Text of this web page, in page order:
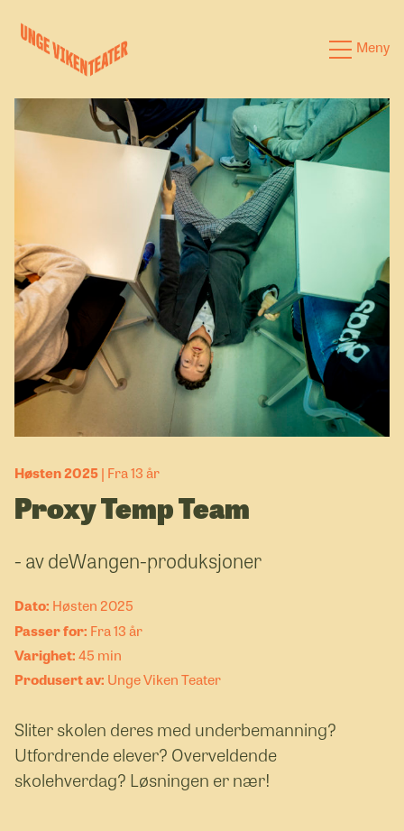
Meny
Forestillinger
Kalender
Satsinger
Om oss
Høsten 2025 Fra 13 år
Proxy Temp Team
- av deWangen-produksjoner
Høsten 2025
Fra 13 år
45 min
Unge Viken Teater
Sliter skolen deres med underbemanning?
Utfordrende elever? Overveldende
skolehverdag? Løsningen er nær!